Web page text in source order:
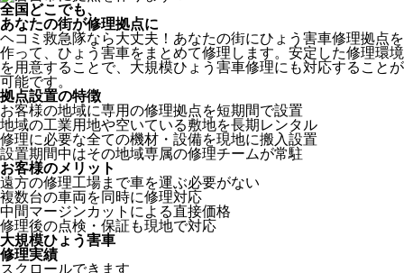
全国どこでも、
あなたの街が修理拠点に
ヘコミ救急隊なら大丈夫！あなたの街にひょう害車修理拠点を
作って、ひょう害車をまとめて修理します。安定した修理環境
を用意することで、大規模ひょう害車修理にも対応することが
可能です。
拠点設置の特徴
お客様の地域に専用の修理拠点を短期間で設置
地域の工業用地や空いている敷地を長期レンタル
修理に必要な全ての機材・設備を現地に搬入設置
設置期間中はその地域専属の修理チームが常駐
お客様のメリット
遠方の修理工場まで車を運ぶ必要がない
複数台の車両を同時に修理対応
中間マージンカットによる直接価格
修理後の点検・保証も現地で対応
大規模ひょう害車
修理実績
スクロールできます